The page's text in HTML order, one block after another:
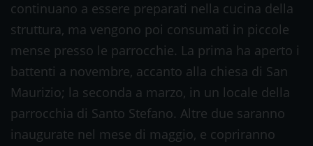
continuano a essere preparati nella cucina della
struttura, ma vengono poi consumati in piccole
mense presso le parrocchie. La prima ha aperto i
battenti a novembre, accanto alla chiesa di San
Maurizio; la seconda a marzo, in un locale della
parrocchia di Santo Stefano. Altre due saranno
inaugurate nel mese di maggio, e copriranno